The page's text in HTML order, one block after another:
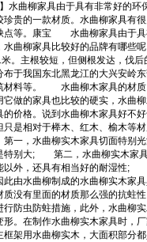
水曲柳家具由于具有非常好的
贵的一款材质。水曲柳家具有
点等。康宝 水曲柳家具由于
水曲柳家具比较好的品牌有
。主根较短，但侧根发达，伐
于我国东北黑龙江的大兴安岭
材料等。 水曲柳木家具的材
做的家具也比较的硬实，水曲
格。说到水曲柳木家具好不
只是相对于榉木、红木、榆木
水曲柳实木家具切面特别光
特别大; 第二，水曲柳实木家
以外，还具有相当好的耐湿性
此由水曲柳制成的水曲柳实
没有里面的材质那么强的抗蛀
行防虫防蛀措施，此外，水曲
在制作水曲柳实木家具时，
架用水曲柳实木，大面积部分